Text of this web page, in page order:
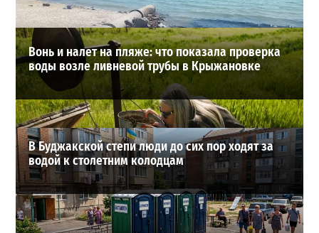
ВИБОР РЕДАКЦИИ
Вонь и налет на пляже: что показала проверка
воды возле ливневой трубы в Крыжановке
В Буджакской степи люди до сих пор ходят за
водой к столетним колодцам